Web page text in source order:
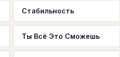
Стабильность
Ты Всё Это Сможешь